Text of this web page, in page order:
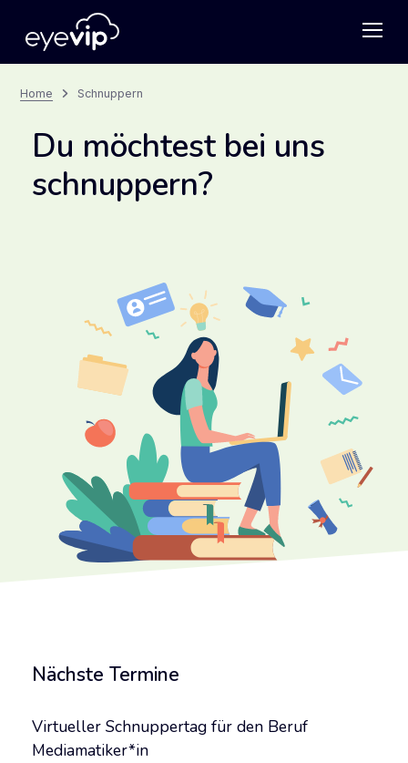
Home Schnuppern
Du möchtest bei uns
schnuppern?
Nächste Termine
Virtueller Schnuppertag für den Beruf
Mediamatiker*in